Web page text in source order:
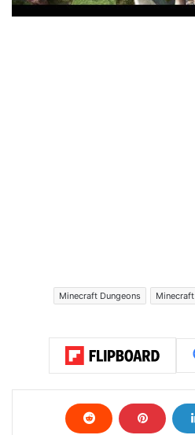
Minecraft
Minecraft Dungeons